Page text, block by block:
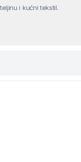
i kućni tekstil.